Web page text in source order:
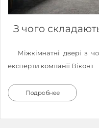
З чого
Міжкімнатні двері з
експерти компанії Віконт
Подробнее